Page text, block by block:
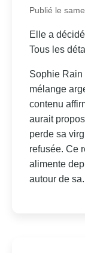
Publié le
Elle a
Tous les
Sophie Rain
mélange
contenu
aurait
perde sa
refusée. Ce
alimente
autour de